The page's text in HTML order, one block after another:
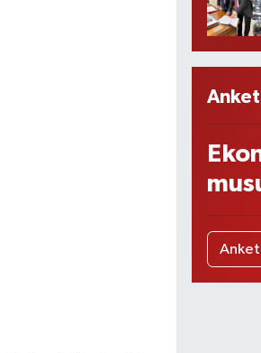
Anket